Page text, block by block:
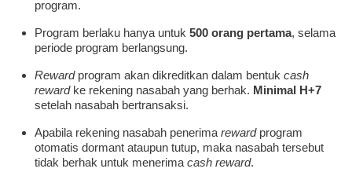
program.
Program berlaku hanya untuk 500 orang pertama, selama
periode program berlangsung.
Reward program akan dikreditkan dalam bentuk cash
rewardke rekening nasabah yang berhak. Minimal H+7
setelah nasabah bertransaksi.
Apabila rekening nasabah penerima reward program
otomatis dormant ataupun tutup, maka nasabah tersebut
tidak berhak untuk menerima cash reward.